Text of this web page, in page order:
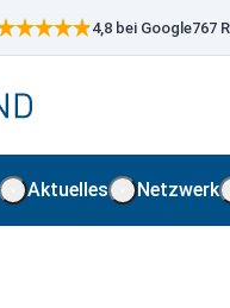
4,8 bei Google767
Ratgeber öffnen
Aktuelles Aktuelles
Netzwerk